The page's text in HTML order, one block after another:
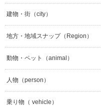
建物・街（city）
地方・地域スナップ（Region）
動物・ペット（animal）
人物（person）
乗り物（ vehicle）